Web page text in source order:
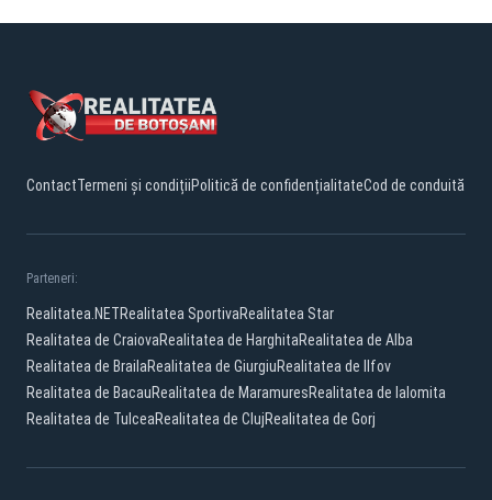
ContactTermeni și condițiiPolitică de confidențialitateCod de conduită
Parteneri:
Realitatea.NETRealitatea SportivaRealitatea Star
Realitatea de CraiovaRealitatea de HarghitaRealitatea de Alba
Realitatea de BrailaRealitatea de GiurgiuRealitatea de Ilfov
Realitatea de BacauRealitatea de MaramuresRealitatea de Ialomita
Realitatea de TulceaRealitatea de ClujRealitatea de Gorj